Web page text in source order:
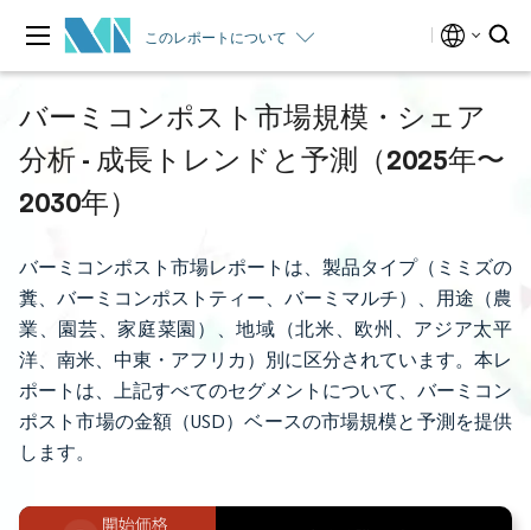
このレポートについて
バーミコンポスト市場規模・シェア
分析 - 成長トレンドと予測（2025年〜
2030年）
バーミコンポスト市場レポートは、製品タイプ（ミミズの
糞、バーミコンポストティー、バーミマルチ）、用途（農
業、園芸、家庭菜園）、地域（北米、欧州、アジア太平
洋、南米、中東・アフリカ）別に区分されています。本レ
ポートは、上記すべてのセグメントについて、バーミコン
ポスト市場の金額（USD）ベースの市場規模と予測を提供
します。